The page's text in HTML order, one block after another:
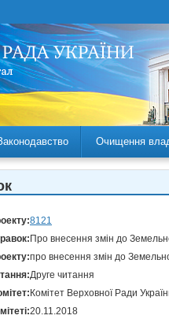
Очищення
8121
Про внесення змін до
про внесення змін до
Друге читання
Комітет Верховної Ради
20.11.2018